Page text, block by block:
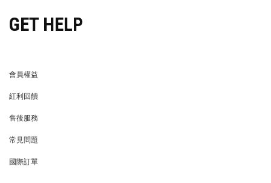
GET HELP
會員權益
紅利回饋
售後服務
常見問題
國際訂單